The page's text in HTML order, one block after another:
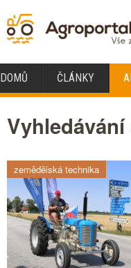
DOMŮ ČLÁNKY
zemědělská technika